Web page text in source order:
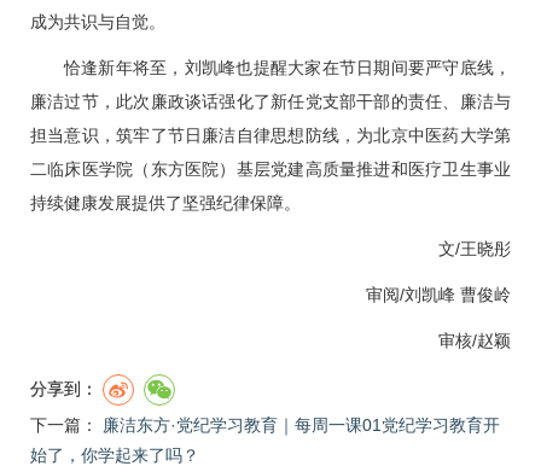
成为共识与自觉。
恰逢新年将至，刘凯峰也提醒大家在节日期间要严守底线，
廉洁过节，此次廉政谈话强化了新任党支部干部的责任、廉洁与
担当意识，筑牢了节日廉洁自律思想防线，为北京中医药大学第
二临床医学院（东方医院）基层党建高质量推进和医疗卫生事业
持续健康发展提供了坚强纪律保障。
文/王晓彤
审阅/刘凯峰 曹俊岭
审核/赵颖
分享到：
下一篇：
廉洁东方·党纪学习教育｜每周一课01党纪学习教育开
始了，你学起来了吗？